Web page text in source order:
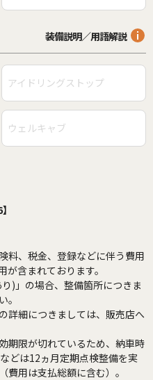
装備説明／用語解説
アイドリングストップ
ウェルキャブ
料、税金、登録などに伴う費用
含まれております。
)」の場合、整備箇所につきま
。
詳細につきましては、販売店へ
期限が切れているため、納車時
どは12ヵ月定期点検整備を実
用は支払総額に含む）。